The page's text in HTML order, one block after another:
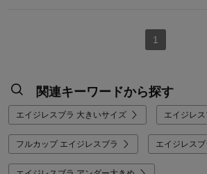
1
関連キーワードから探す
エイジレスブラ 大きいサイズ エイジレ
フルカップ エイジレスブラ エイジレス